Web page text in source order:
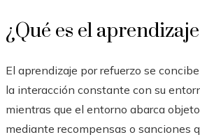
¿Qué es el
El aprendizaje por refuerzo se
la interacción constante con su
mientras que el entorno abarca
mediante recompensas o sanciones